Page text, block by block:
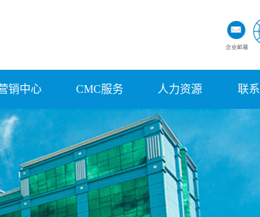
销中心 CMC服务 人力资源
招聘信息
福利待遇
联系
联系方
不良